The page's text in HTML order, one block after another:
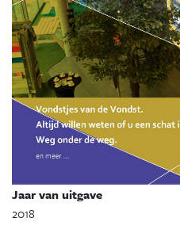
Jaar van uitgave
2018